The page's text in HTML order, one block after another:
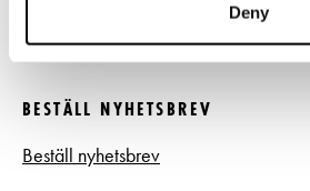
Deny
BESTÄLL NYHETSBREV
Beställ nyhetsbrev